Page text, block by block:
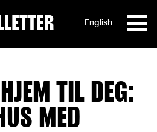
English
TIL DEG:
MED